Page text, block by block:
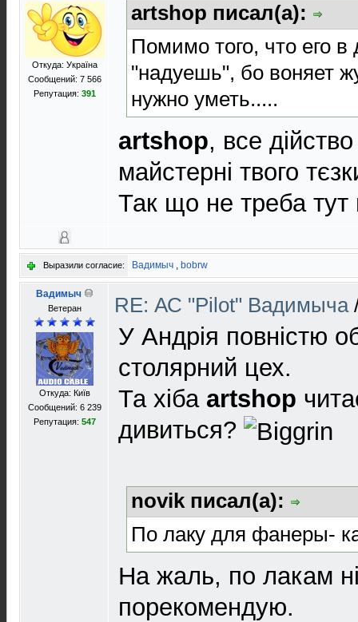
Откуда: Україна
Сообщений: 7 566
Репутация: 391
artshop писал(а):
Помимо того, что его
"надуешь", бо воняет
нужно уметь.....
artshop, все
майстерні твого
Так що не треба
Выразили согласие: Вадимыч , bobrw
Вадимыч
Ветеран
Откуда: Київ
Сообщений: 6 239
Репутация: 547
RE: АС "Pilot" Вадимыча
У Андрія повністю
столярний цех.
Та хіба artshop
дивиться?
novik писал(а):
По лаку для фанеры-
На жаль, по лакам
порекомендую.